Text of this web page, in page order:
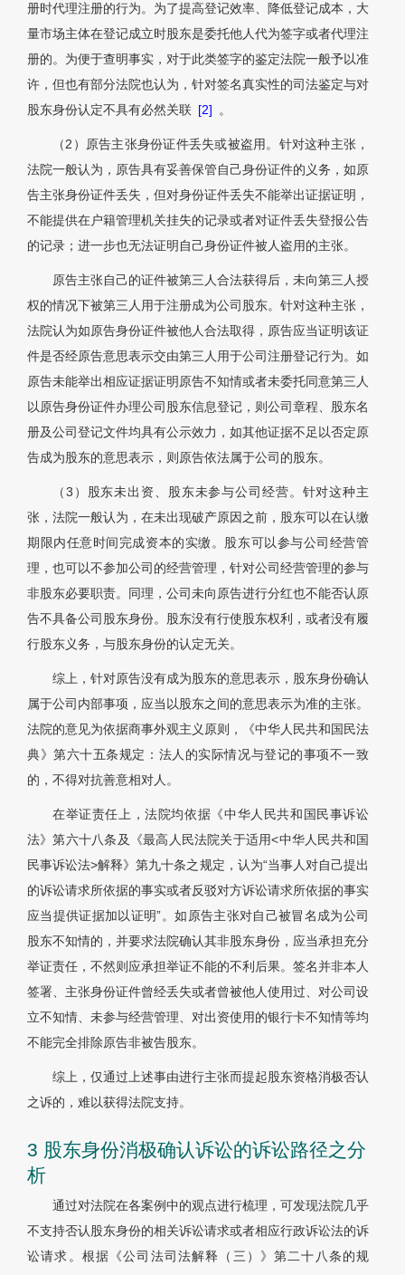
册时代理注册的行为。为了提高登记效率、降低登记成本，大
量市场主体在登记成立时股东是委托他人代为签字或者代理注
册的。为便于查明事实，对于此类签字的鉴定法院一般予以准
许，但也有部分法院也认为，针对签名真实性的司法鉴定与对
股东身份认定不具有必然关联 [2] 。
（2）原告主张身份证件丢失或被盗用。针对这种主张，
法院一般认为，原告具有妥善保管自己身份证件的义务，如原
告主张身份证件丢失，但对身份证件丢失不能举出证据证明，
不能提供在户籍管理机关挂失的记录或者对证件丢失登报公告
的记录；进一步也无法证明自己身份证件被人盗用的主张。
原告主张自己的证件被第三人合法获得后，未向第三人授
权的情况下被第三人用于注册成为公司股东。针对这种主张，
法院认为如原告身份证件被他人合法取得，原告应当证明该证
件是否经原告意思表示交由第三人用于公司注册登记行为。如
原告未能举出相应证据证明原告不知情或者未委托同意第三人
以原告身份证件办理公司股东信息登记，则公司章程、股东名
册及公司登记文件均具有公示效力，如其他证据不足以否定原
告成为股东的意思表示，则原告依法属于公司的股东。
（3）股东未出资、股东未参与公司经营。针对这种主
张，法院一般认为，在未出现破产原因之前，股东可以在认缴
期限内任意时间完成资本的实缴。股东可以参与公司经营管
理，也可以不参加公司的经营管理，针对公司经营管理的参与
非股东必要职责。同理，公司未向原告进行分红也不能否认原
告不具备公司股东身份。股东没有行使股东权利，或者没有履
行股东义务，与股东身份的认定无关。
综上，针对原告没有成为股东的意思表示，股东身份确认
属于公司内部事项，应当以股东之间的意思表示为准的主张。
法院的意见为依据商事外观主义原则，《中华人民共和国民法
典》第六十五条规定：法人的实际情况与登记的事项不一致
的，不得对抗善意相对人。
在举证责任上，法院均依据《中华人民共和国民事诉讼
法》第六十八条及《最高人民法院关于适用<中华人民共和国
民事诉讼法>解释》第九十条之规定，认为“当事人对自己提出
的诉讼请求所依据的事实或者反驳对方诉讼请求所依据的事实
应当提供证据加以证明”。如原告主张对自己被冒名成为公司
股东不知情的，并要求法院确认其非股东身份，应当承担充分
举证责任，不然则应承担举证不能的不利后果。签名并非本人
签署、主张身份证件曾经丢失或者曾被他人使用过、对公司设
立不知情、未参与经营管理、对出资使用的银行卡不知情等均
不能完全排除原告非被告股东。
综上，仅通过上述事由进行主张而提起股东资格消极否认
之诉的，难以获得法院支持。
3 股东身份消极确认诉讼的诉讼路径之分
析
通过对法院在各案例中的观点进行梳理，可发现法院几乎
不支持否认股东身份的相关诉讼请求或者相应行政诉讼法的诉
讼请求。根据《公司法司法解释（三）》第二十八条的规